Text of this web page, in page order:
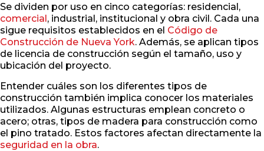
Se dividen por uso en cinco categorías: residencial,
comercial, industrial, institucional y obra civil. Cada una
sigue requisitos establecidos en el Código de
Construcción de Nueva York. Además, se aplican tipos
de licencia de construcción según el tamaño, uso y
ubicación del proyecto.
Entender cuáles son los diferentes tipos de
construcción también implica conocer los materiales
utilizados. Algunas estructuras emplean concreto o
acero; otras, tipos de madera para construcción como
el pino tratado. Estos factores afectan directamente la
seguridad en la obra.